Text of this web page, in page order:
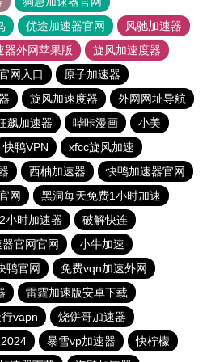
优途加速器官网
风驰加速器
器外网苹果版
旋风加速度器
网入口
原子加速器
旋风加速度器
外网网址导航
飙加速器 哔咔漫画
小美
快鸭VPN
xfcc旋风加速
西柚加速器
快鸭加速器官网
网
黑洞每天免费1小时加速
小时加速器
破解快连
官网官网
小牛加速
鸭官网
免费vqn加速外网
雷霆加速版安卓下载
行vapn
烧饼哥加速器
暴雪vp加速器
快柠檬